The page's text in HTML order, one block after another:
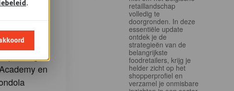
om u in te
opleidingen
en
retaillandschap
volledig te
doorgronden. In deze
essentiële update
ontdek je de
strategieën van de
belangrijkste
foodretailers, krijg je
helder zicht op het
shopperprofiel en
verzamel je onmisbare
.